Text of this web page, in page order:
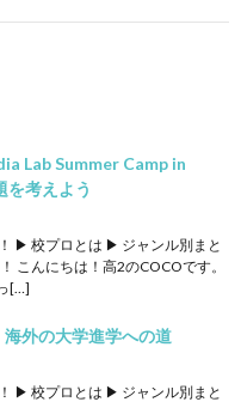
Lab Summer Camp in
を考えよう
▶ 校プロとは ▶ ジャンル別まと
こんにちは！高2のCOCOです。
[…]
海外の大学進学への道
▶ 校プロとは ▶ ジャンル別まと